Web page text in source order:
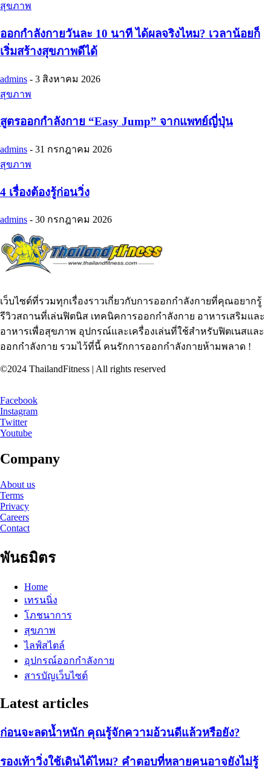
สุขภาพ
ออกกำลังกายวันละ 10 นาที ได้ผลจริงไหม? เวลาน้อยก็
เริ่มสร้างสุขภาพดีได้
admins - 3 สิงหาคม 2026
สุขภาพ
สูตรออกกำลังกาย “Easy Jump” จากแพทย์ญี่ปุ่น
admins - 31 กรกฎาคม 2026
สุขภาพ
4 เรื่องต้องรู้ก่อนวิ่ง
admins - 30 กรกฎาคม 2026
เว็บไซต์ที่รวมทุกเรื่องราวเกี่ยวกับการออกกำลังกายที่คุณอยากรู้
รีวิวสถานที่เล่นฟิตนิส เทคนิคการออกกำลังกาย อาหารเสริมและ
อาหารเพื่อสุขภาพ อุปกรณ์และเครื่องเล่นที่ใช้สำหรับฟิตเนสและ
ออกกำลังกาย รวมไว้ที่นี้ คนรักการออกกำลังกายห้ามพลาด !
©2024 ThailandFitness | All rights reserved
Facebook
Instagram
Twitter
Youtube
Company
About us
Terms
Privacy
Careers
Contact
พันธมิตร
Home
เทรนนิ่ง
โภชนาการ
สุขภาพ
ไลฟ์สไตล์
อุปกรณ์ออกกำลังกาย
สารบัญเว็บไซต์
Latest articles
ก่อนจะลดน้ำหนัก คุณรู้จักความอ้วนดีแล้วหรือยัง?
รองเท้าวิ่งใช้เดินได้ไหม? คำตอบที่หลายคนอาจยังไม่รู้